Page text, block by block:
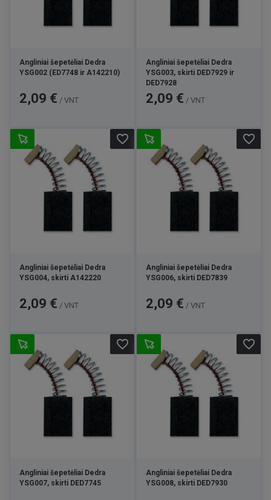
Angliniai šepetėliai Dedra
YSG002 (ED7748 ir A142210)
Kaina
2,09 € / VNT
Angliniai šepetėliai Dedra
YSG003, skirti DED7929 ir
DED7928
Kaina
2,09 € / VNT
Angliniai šepetėliai Dedra
YSG004, skirti A142220
Kaina
2,09 € / VNT
favorite_border
Angliniai šepetėliai Dedra
YSG006, skirti DED7839
Kaina
2,09 € / VNT
favorite_border
Angliniai šepetėliai Dedra
YSG007, skirti DED7745
favorite_border
Angliniai šepetėliai Dedra
YSG008, skirti DED7930
favorite_border